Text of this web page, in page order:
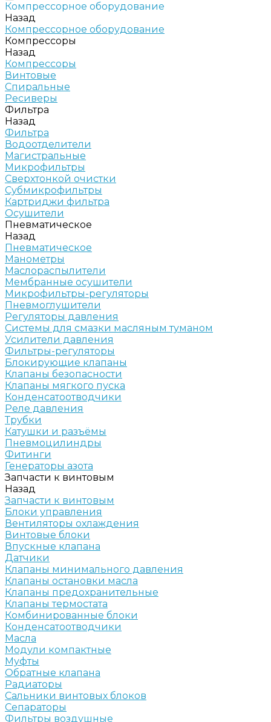
Компрессорное оборудование
Назад
Компрессорное оборудование
Компрессоры
Назад
Компрессоры
Винтовые
Спиральные
Ресиверы
Фильтра
Назад
Фильтра
Водоотделители
Магистральные
Микрофильтры
Сверхтонкой очистки
Субмикрофильтры
Картриджи фильтра
Осушители
Пневматическое
Назад
Пневматическое
Манометры
Маслораспылители
Мембранные осушители
Микрофильтры-регуляторы
Пневмоглушители
Регуляторы давления
Системы для смазки масляным туманом
Усилители давления
Фильтры-регуляторы
Блокирующие клапаны
Клапаны безопасности
Клапаны мягкого пуска
Конденсатоотводчики
Реле давления
Трубки
Катушки и разъёмы
Пневмоцилиндры
Фитинги
Генераторы азота
Запчасти к винтовым
Назад
Запчасти к винтовым
Блоки управления
Вентиляторы охлаждения
Винтовые блоки
Впускные клапана
Датчики
Клапаны минимального давления
Клапаны остановки масла
Клапаны предохранительные
Клапаны термостата
Комбинированные блоки
Конденсатоотводчики
Масла
Модули компактные
Муфты
Обратные клапана
Радиаторы
Сальники винтовых блоков
Сепараторы
Фильтры воздушные